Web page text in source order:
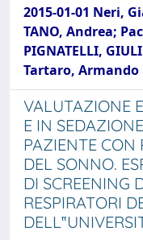
2015-01-01 Neri,
TANO, Andrea;
PIGNATELLI,
Tartaro, Armando
VALUTAZIONE
E IN
PAZIENTE CON
DEL SONNO.
DI SCREENING
RESPIRATORI